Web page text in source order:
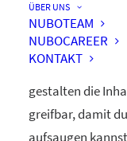
ÜBER UNS
NUBOTEAM
NUBOCAREER
KONTAKT
Herzlich
ganz eigenen
Unsere beiden
gestalten die
greifbar, damit
aufsaugen